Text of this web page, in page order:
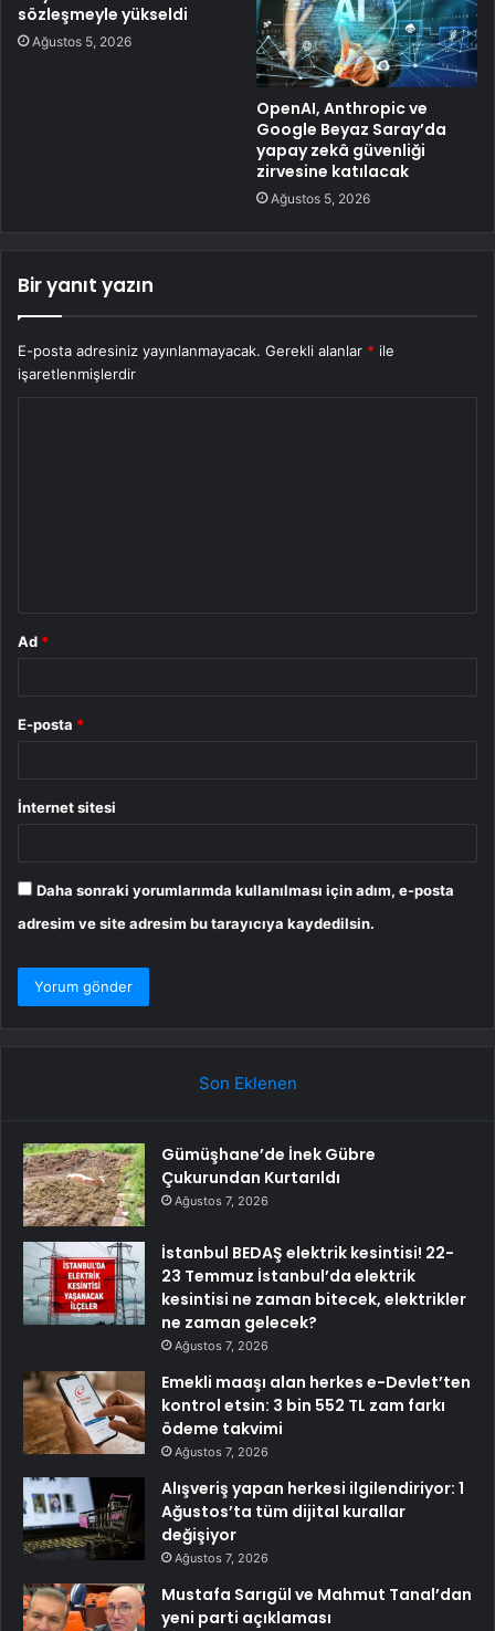
sözleşmeyle yükseldi
Ağustos 5, 2026
OpenAI, Anthropic ve
Google Beyaz Saray’da
yapay zekâ güvenliği
zirvesine katılacak
Ağustos 5, 2026
Bir yanıt yazın
E-posta adresiniz yayınlanmayacak. Gerekli alanlar * ile
işaretlenmişlerdir
Ad *
E-posta *
İnternet sitesi
Daha sonraki yorumlarımda kullanılması için adım, e-posta
adresim ve site adresim bu tarayıcıya kaydedilsin.
Son Eklenen
Gümüşhane’de İnek Gübre
Çukurundan Kurtarıldı
Ağustos 7, 2026
İstanbul BEDAŞ elektrik kesintisi! 22-
23 Temmuz İstanbul’da elektrik
kesintisi ne zaman bitecek, elektrikler
ne zaman gelecek?
Ağustos 7, 2026
Emekli maaşı alan herkes e-Devlet’ten
kontrol etsin: 3 bin 552 TL zam farkı
ödeme takvimi
Ağustos 7, 2026
Alışveriş yapan herkesi ilgilendiriyor: 1
Ağustos’ta tüm dijital kurallar
değişiyor
Ağustos 7, 2026
Mustafa Sarıgül ve Mahmut Tanal’dan
yeni parti açıklaması